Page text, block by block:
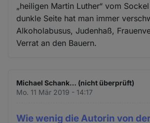
„heiligen Martin Luther“ vom
dunkle Seite hat man immer
Alkoholabusus, Judenhaß,
Verrat an den Bauern.
Michael Schank… (nicht überprüft)
Mo. 11 Mär 2019 - 14:17
Wie wenig die Autorin von der